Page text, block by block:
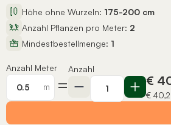
Höhe ohne Wurzeln: 175-200 cm
Anzahl Pflanzen pro Meter: 2
Mindestbestellmenge: 1
Anzahl Meter
m
=
Anzahl
€
€